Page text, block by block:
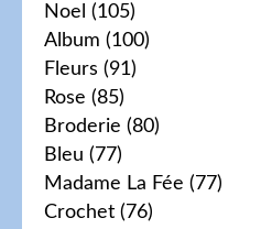
Noel (105)
Album (100)
Fleurs (91)
Rose (85)
Broderie (80)
Bleu (77)
Madame La Fée (77)
Crochet (76)